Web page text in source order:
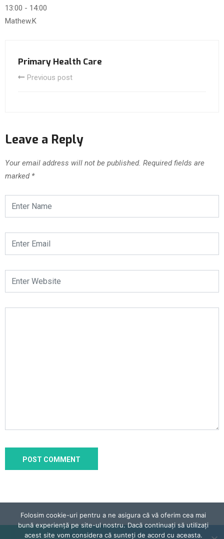
13:00 - 14:00
Mathew.K
Primary Health Care
Previous post
Leave a Reply
Your email address will not be published. Required fields are
marked *
Folosim cookie-uri pentru a ne asigura că vă oferim cea mai
bună experiență pe site-ul nostru. Dacă continuați să utilizați
acest site vom considera că sunteți de acord cu aceasta.